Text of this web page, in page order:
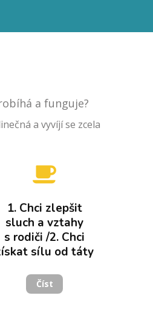
a funguje?
a vyvíjí se zcela
1. Chci zlepšit
sluch a vztahy
s rodiči /2. Chci
sílu od táty
Číst